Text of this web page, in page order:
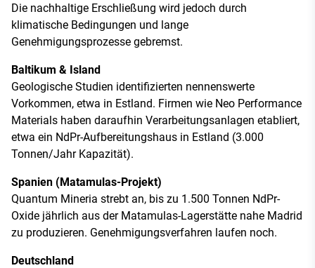
Die nachhaltige Erschließung wird jedoch durch
klimatische Bedingungen und lange
Genehmigungsprozesse gebremst.
Baltikum & Island
Geologische Studien identifizierten nennenswerte
Vorkommen, etwa in Estland. Firmen wie Neo Performance
Materials haben daraufhin Verarbeitungsanlagen etabliert,
etwa ein NdPr-Aufbereitungshaus in Estland (3.000
Tonnen/Jahr Kapazität).
Spanien (Matamulas-Projekt)
Quantum Mineria strebt an, bis zu 1.500 Tonnen NdPr-
Oxide jährlich aus der Matamulas-Lagerstätte nahe Madrid
zu produzieren. Genehmigungsverfahren laufen noch.
Deutschland